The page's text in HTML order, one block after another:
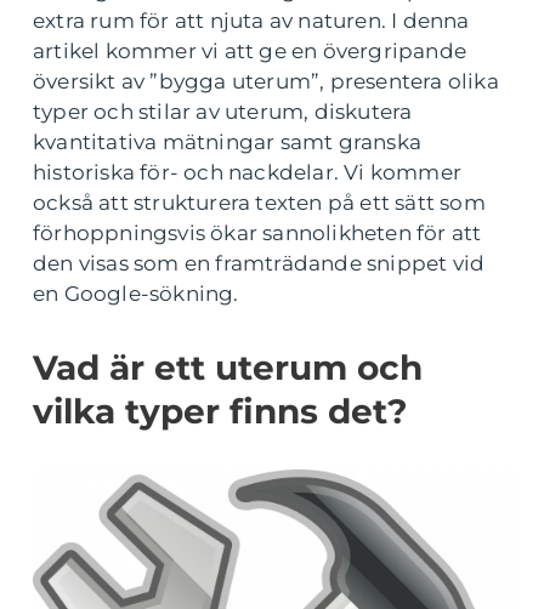
extra rum för att njuta av naturen. I denna
artikel kommer vi att ge en övergripande
översikt av ”bygga uterum”, presentera olika
typer och stilar av uterum, diskutera
kvantitativa mätningar samt granska
historiska för- och nackdelar. Vi kommer
också att strukturera texten på ett sätt som
förhoppningsvis ökar sannolikheten för att
den visas som en framträdande snippet vid
en Google-sökning.
Vad är ett uterum och
vilka typer finns det?